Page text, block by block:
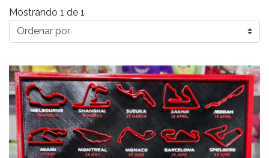
Mostrando 1 de 1